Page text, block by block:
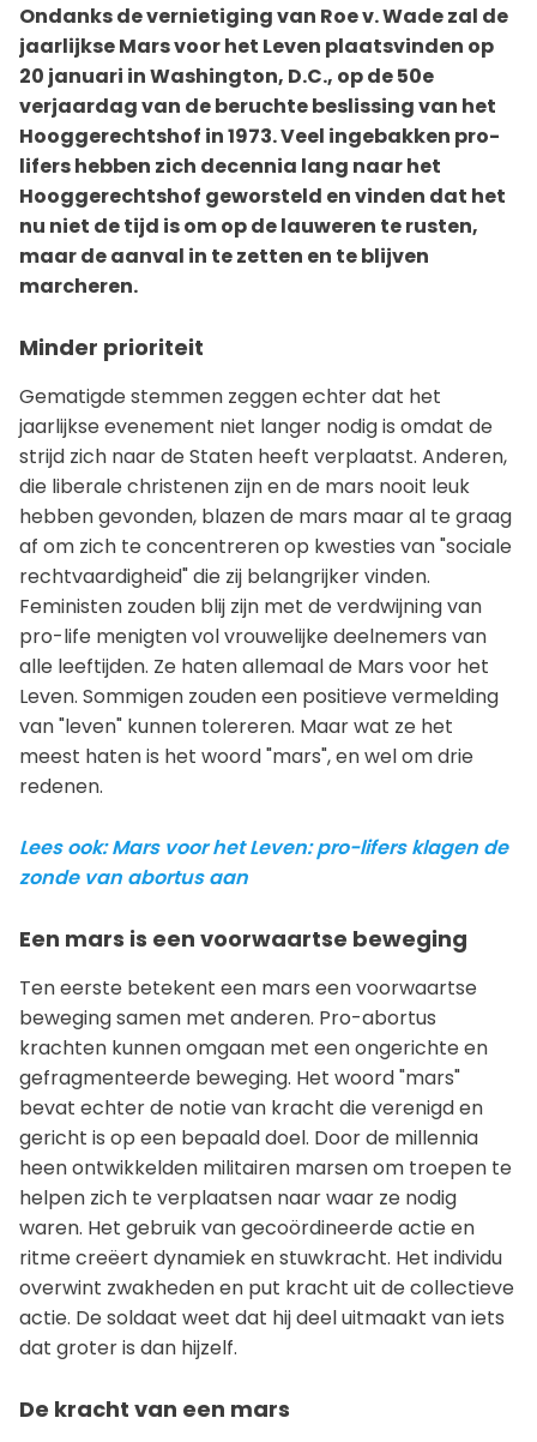
Ondanks de vernietiging van Roe v. Wade zal de
jaarlijkse Mars voor het Leven plaatsvinden op
20 januari in Washington, D.C., op de 50e
verjaardag van de beruchte beslissing van het
Hooggerechtshof in 1973. Veel ingebakken pro-
lifers hebben zich decennia lang naar het
Hooggerechtshof geworsteld en vinden dat het
nu niet de tijd is om op de lauweren te rusten,
maar de aanval in te zetten en te blijven
marcheren.
Minder prioriteit
Gematigde stemmen zeggen echter dat het
jaarlijkse evenement niet langer nodig is omdat de
strijd zich naar de Staten heeft verplaatst. Anderen,
die liberale christenen zijn en de mars nooit leuk
hebben gevonden, blazen de mars maar al te graag
af om zich te concentreren op kwesties van "sociale
rechtvaardigheid" die zij belangrijker vinden.
Feministen zouden blij zijn met de verdwijning van
pro-life menigten vol vrouwelijke deelnemers van
alle leeftijden. Ze haten allemaal de Mars voor het
Leven. Sommigen zouden een positieve vermelding
van "leven" kunnen tolereren. Maar wat ze het
meest haten is het woord "mars", en wel om drie
redenen.
Lees ook: Mars voor het Leven: pro-lifers klagen de
zonde van abortus aan
Een mars is een voorwaartse beweging
Ten eerste betekent een mars een voorwaartse
beweging samen met anderen. Pro-abortus
krachten kunnen omgaan met een ongerichte en
gefragmenteerde beweging. Het woord "mars"
bevat echter de notie van kracht die verenigd en
gericht is op een bepaald doel. Door de millennia
heen ontwikkelden militairen marsen om troepen te
helpen zich te verplaatsen naar waar ze nodig
waren. Het gebruik van gecoördineerde actie en
ritme creëert dynamiek en stuwkracht. Het individu
overwint zwakheden en put kracht uit de collectieve
actie. De soldaat weet dat hij deel uitmaakt van iets
dat groter is dan hijzelf.
De kracht van een mars